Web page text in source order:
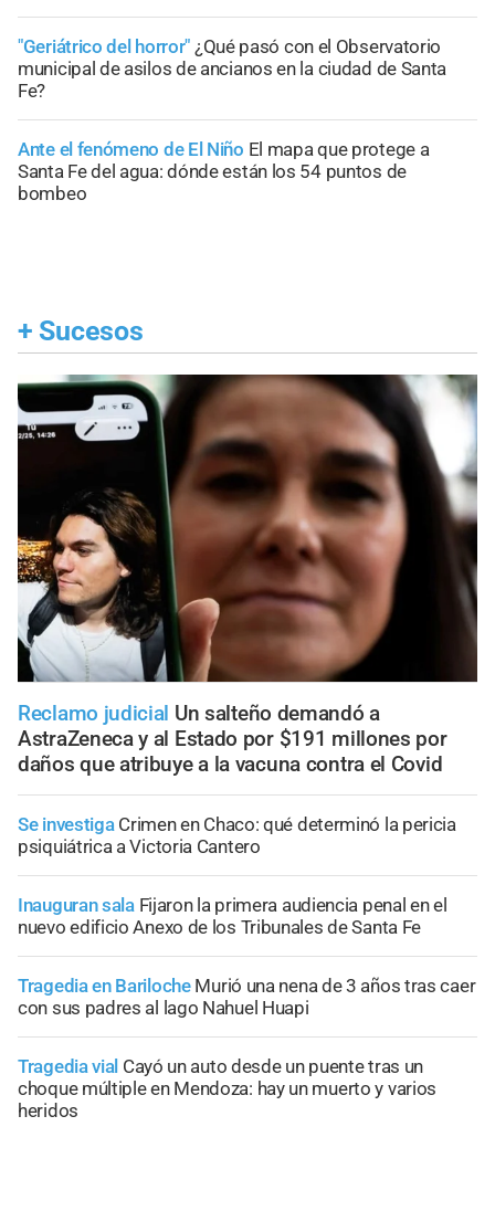
"Geriátrico del horror" ¿Qué pasó con el Observatorio
municipal de asilos de ancianos en la ciudad de Santa
Fe?
Ante el fenómeno de El Niño El mapa que protege a
Santa Fe del agua: dónde están los 54 puntos de
bombeo
+ Sucesos
Reclamo judicial Un salteño demandó a
AstraZeneca y al Estado por $191 millones por
daños que atribuye a la vacuna contra el Covid
Se investiga Crimen en Chaco: qué determinó la pericia
psiquiátrica a Victoria Cantero
Inauguran sala Fijaron la primera audiencia penal en el
nuevo edificio Anexo de los Tribunales de Santa Fe
Tragedia en Bariloche Murió una nena de 3 años tras caer
con sus padres al lago Nahuel Huapi
Tragedia vial Cayó un auto desde un puente tras un
choque múltiple en Mendoza: hay un muerto y varios
heridos